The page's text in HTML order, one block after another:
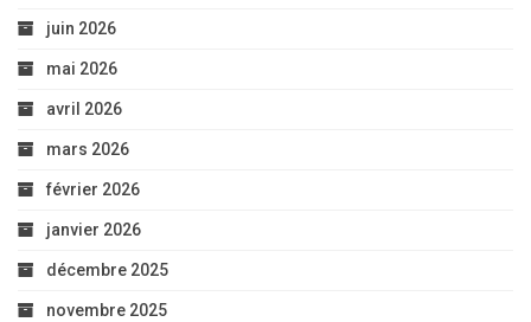
juin 2026
mai 2026
avril 2026
mars 2026
février 2026
janvier 2026
décembre 2025
novembre 2025